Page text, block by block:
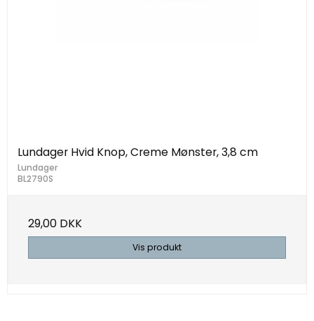
Lundager Hvid Knop, Creme Mønster, 3,8 cm
Lundager
BL2790S
29,00 DKK
Vis produkt